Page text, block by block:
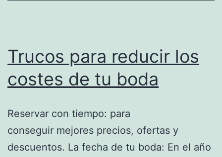
Trucos para reducir los
costes de tu boda
Reservar con tiempo: para
conseguir mejores precios, ofertas y
descuentos. La fecha de tu boda: En el año